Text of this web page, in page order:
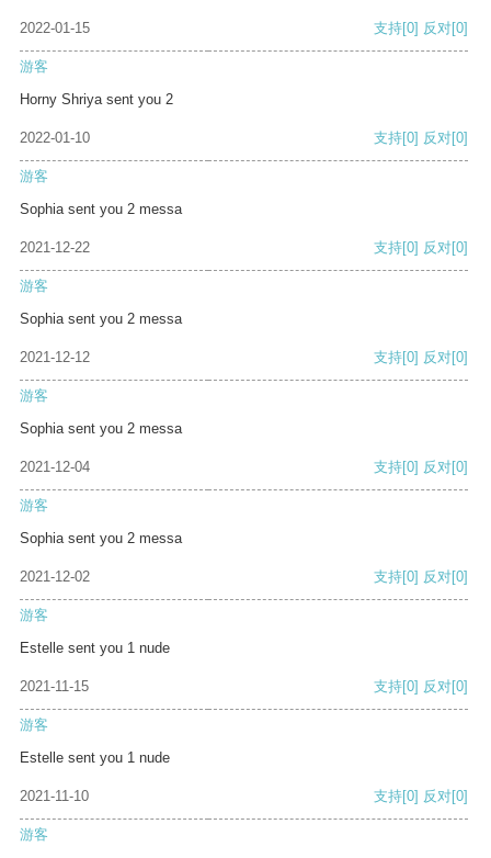
2022-01-15 支持[0] 反对[0]
游客
Horny Shriya sent you 2
2022-01-10 支持[0] 反对[0]
游客
Sophia sent you 2 messa
2021-12-22 支持[0] 反对[0]
游客
Sophia sent you 2 messa
2021-12-12 支持[0] 反对[0]
游客
Sophia sent you 2 messa
2021-12-04 支持[0] 反对[0]
游客
Sophia sent you 2 messa
2021-12-02 支持[0] 反对[0]
游客
Estelle sent you 1 nude
2021-11-15 支持[0] 反对[0]
游客
Estelle sent you 1 nude
2021-11-10 支持[0] 反对[0]
游客